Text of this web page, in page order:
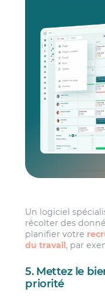
Un logiciel
récolter des
planifier votre
du travail, par
5. Mettez le
priorité